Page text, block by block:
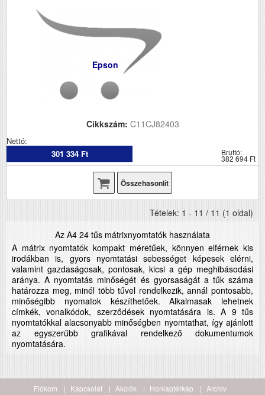
Epson
Cikkszám: C11CJ82403
Nettó:
301 334 Ft
Bruttó:
382 694 Ft
Összehasonlít
Tételek: 1 - 11 / 11 (1 oldal)
Az A4 24 tűs mátrixnyomtatók használata
A mátrix nyomtatók kompakt méretűek, könnyen elférnek kis
irodákban is, gyors nyomtatási sebességet képesek elérni,
valamint gazdaságosak, pontosak, kicsi a gép meghibásodási
aránya. A nyomtatás minőségét és gyorsaságát a tűk száma
határozza meg, minél több tűvel rendelkezik, annál pontosabb,
minőségibb nyomatok készíthetőek. Alkalmasak lehetnek
címkék, vonalkódok, szerződések nyomtatására is. A 9 tűs
nyomtatókkal alacsonyabb minőségben nyomtathat, így ajánlott
az egyszerűbb grafikával rendelkező dokumentumok
nyomtatására.
Fiókom Kapcsolat Akciók Honlaptérkép Archiv